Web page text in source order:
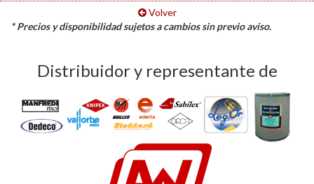
Volver
* Precios y disponibilidad sujetos a cambios sin previo aviso.
Distribuidor y representante de